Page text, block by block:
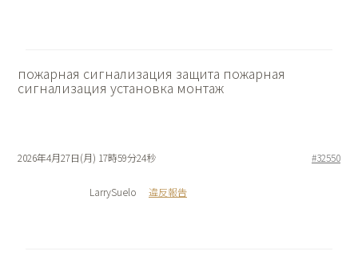
пожарная сигнализация защита пожарная
сигнализация установка монтаж
2026年4月27日(月) 17時59分24秒 #32550
LarrySuelo 違反報告